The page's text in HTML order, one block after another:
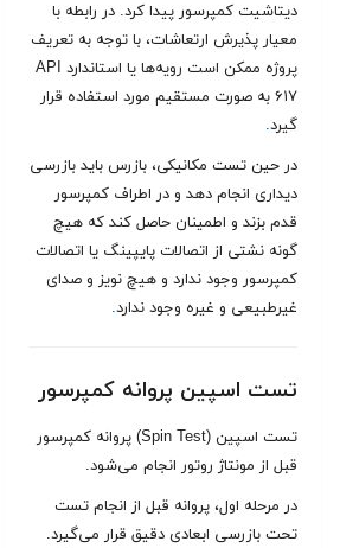
دیتاشیت کمپرسور پیدا کرد. در رابطه با
معیار پذیرش ارتعاشات، با توجه به تعریف
پروژه ممکن است رویه‌ها یا استاندارد API
۶۱۷ به صورت مستقیم مورد استفاده قرار
گیرد.
در حین تست مکانیکی، بازرس باید بازرسی
دیداری انجام دهد و در اطراف کمپرسور
قدم بزند و اطمینان حاصل کند که هیچ
گونه نشتی از اتصالات پایپینگ یا اتصالات
کمپرسور وجود ندارد و هیچ نویز و صدای
غیرطبیعی و غیره وجود ندارد.
تست اسپین پروانه کمپرسور
تست اسپین (Spin Test) پروانه کمپرسور
قبل از مونتاژ روتور انجام می‌شود.
در مرحله اول، پروانه قبل از انجام تست
تحت بازرسی ابعادی دقیق قرار می‌گیرد.